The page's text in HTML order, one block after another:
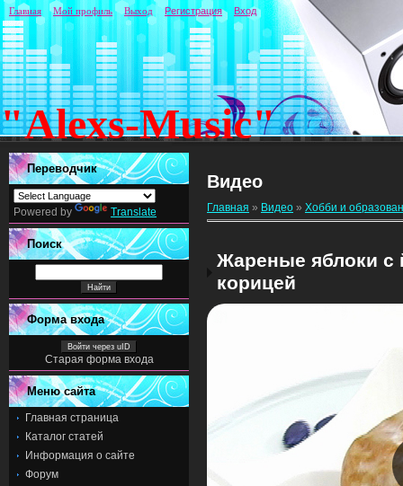
"Alexs-Music"
Главная Мой профиль Выход Регистрация Вход
Переводчик
Powered by Translate
Поиск
Форма входа
Войти через uID
Старая форма входа
Меню сайта
Главная страница
Каталог статей
Информация о сайте
Форум
Видео
Главная » Видео » Хобби и
Жареные яблоки с
корицей